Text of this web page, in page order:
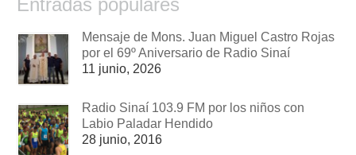
Entradas populares
Mensaje de Mons. Juan Miguel Castro Rojas
por el 69º Aniversario de Radio Sinaí
11 junio, 2026
Radio Sinaí 103.9 FM por los niños con
Labio Paladar Hendido
28 junio, 2016